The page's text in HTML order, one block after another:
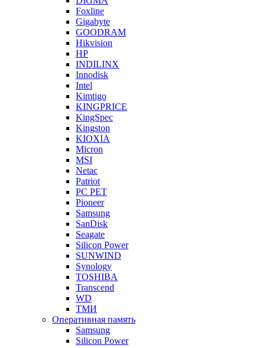
Foxline
Gigabyte
GOODRAM
Hikvision
HP
INDILINX
Innodisk
Intel
Kimtigo
KINGPRICE
KingSpec
Kingston
KIOXIA
Micron
MSI
Netac
Patriot
PC PET
Pioneer
Samsung
SanDisk
Seagate
Silicon Power
SUNWIND
Synology
TOSHIBA
Transcend
WD
ТМИ
Оперативная память
Samsung
Silicon Power